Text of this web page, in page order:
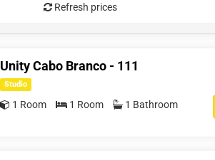
Refresh prices
Unity Cabo Branco - 111
Studio
1 Room 1 Room 1 Bathroom